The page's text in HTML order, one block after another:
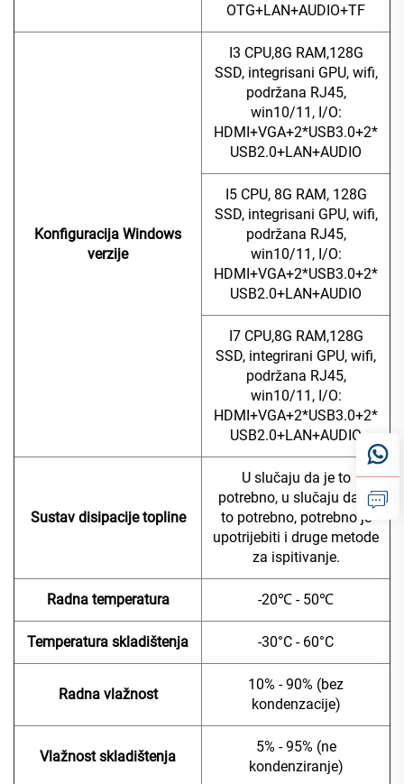
OTG+LAN+AUDIO+TF
Konfiguracija Windows
verzije
I3 CPU,8G RAM,128G
SSD, integrisani GPU, wifi,
podržana RJ45,
win10/11, I/O:
HDMI+VGA+2*USB3.0+2*
USB2.0+LAN+AUDIO
I5 CPU, 8G RAM, 128G
SSD, integrisani GPU, wifi,
podržana RJ45,
win10/11, I/O:
HDMI+VGA+2*USB3.0+2*
USB2.0+LAN+AUDIO
I7 CPU,8G RAM,128G
SSD, integrirani GPU, wifi,
podržana RJ45,
win10/11, I/O:
HDMI+VGA+2*USB3.0+2*
USB2.0+LAN+AUDIO
Sustav disipacije topline
U slučaju da je to
potrebno, u slučaju da je
to potrebno, potrebno je
upotrijebiti i druge metode
za ispitivanje.
Radna temperatura -20℃ - 50℃
Temperatura skladištenja -30°C - 60°C
Radna vlažnost
10% - 90% (bez
kondenzacije)
Vlažnost skladištenja
5% - 95% (ne
kondenziranje)